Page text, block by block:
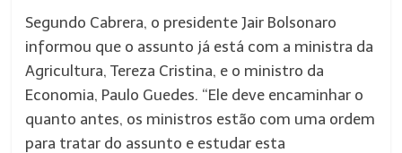
Segundo Cabrera, o presidente Jair Bolsonaro
informou que o assunto já está com a ministra da
Agricultura, Tereza Cristina, e o ministro da
Economia, Paulo Guedes. “Ele deve encaminhar o
quanto antes, os ministros estão com uma ordem
para tratar do assunto e estudar esta